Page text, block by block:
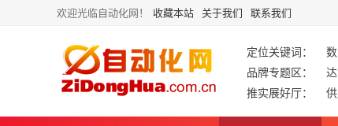
欢迎光临自动化网！ 收藏本站 关于我们 联系我们
定位关键词：
品牌专题区：
推实展好厅：